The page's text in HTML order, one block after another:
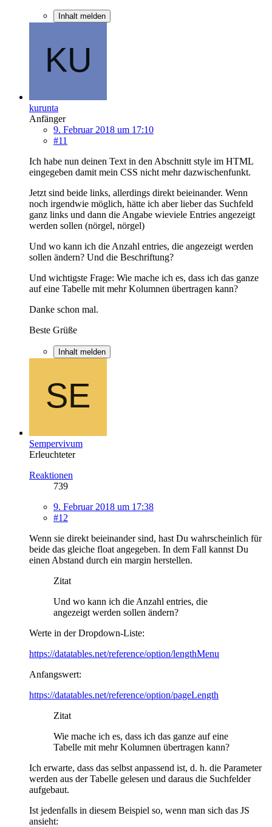
Inhalt melden
kurunta
Anfänger
9. Februar 2018 um 17:10
#11
Ich habe nun deinen Text in den Abschnitt style im HTML
eingegeben damit mein CSS nicht mehr dazwischenfunkt.
Jetzt sind beide links, allerdings direkt beieinander. Wenn
noch irgendwie möglich, hätte ich aber lieber das Suchfeld
ganz links und dann die Angabe wieviele Entries angezeigt
werden sollen (nörgel, nörgel)
Und wo kann ich die Anzahl entries, die angezeigt werden
sollen ändern? Und die Beschriftung?
Und wichtigste Frage: Wie mache ich es, dass ich das ganze
auf eine Tabelle mit mehr Kolumnen übertragen kann?
Danke schon mal.
Beste Grüße
Inhalt melden
Sempervivum
Erleuchteter
Reaktionen
739
9. Februar 2018 um 17:38
#12
Wenn sie direkt beieinander sind, hast Du wahrscheinlich für
beide das gleiche float angegeben. In dem Fall kannst Du
einen Abstand durch ein margin herstellen.
Zitat
Und wo kann ich die Anzahl entries, die
angezeigt werden sollen ändern?
Werte in der Dropdown-Liste:
https://datatables.net/reference/option/lengthMenu
Anfangswert:
https://datatables.net/reference/option/pageLength
Zitat
Wie mache ich es, dass ich das ganze auf eine
Tabelle mit mehr Kolumnen übertragen kann?
Ich erwarte, dass das selbst anpassend ist, d. h. die Parameter
werden aus der Tabelle gelesen und daraus die Suchfelder
aufgebaut.
Ist jedenfalls in diesem Beispiel so, wenn man sich das JS
ansieht: